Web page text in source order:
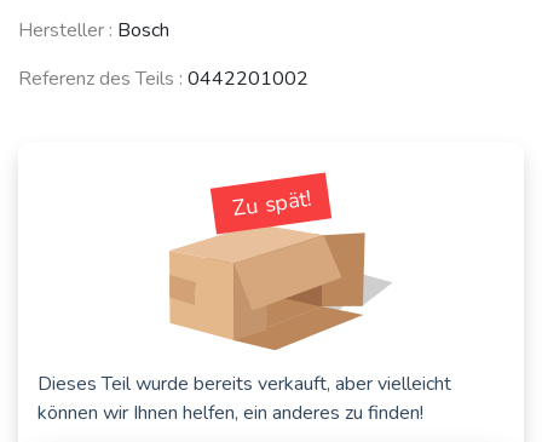
Hersteller : Bosch
Referenz des Teils : 0442201002
Zu spät!
Dieses Teil wurde bereits verkauft, aber vielleicht
können wir Ihnen helfen, ein anderes zu finden!